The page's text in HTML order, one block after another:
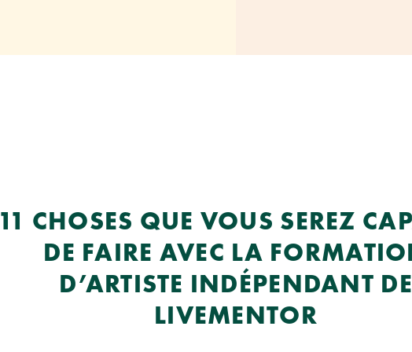
11 CHOSES QUE VOUS SEREZ
DE FAIRE AVEC LA
D’ARTISTE INDÉPENDANT DE
LIVEMENTOR